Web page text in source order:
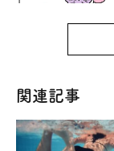
関連記事